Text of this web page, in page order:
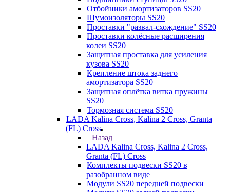
Отбойники амортизаторов SS20
Шумоизоляторы SS20
Проставки "развал-схождение" SS20
Проставки колёсные расширения
колеи SS20
Защитная проставка для усиления
кузова SS20
Крепление штока заднего
амортизатора SS20
Защитная оплётка витка пружины
SS20
Тормозная система SS20
LADA Kalina Cross, Kalina 2 Cross, Granta
(FL) Cross
Назад
LADA Kalina Cross, Kalina 2 Cross,
Granta (FL) Cross
Комплекты подвески SS20 в
разобранном виде
Модули SS20 передней подвески